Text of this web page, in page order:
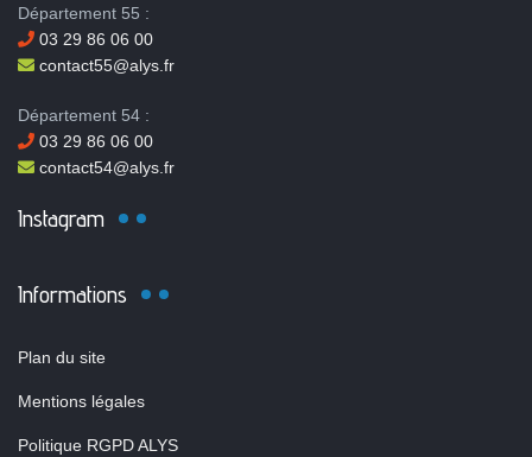
Département 55 :
03 29 86 06 00
contact55@alys.fr
Département 54 :
03 29 86 06 00
contact54@alys.fr
Instagram
Informations
Plan du site
Mentions légales
Politique RGPD ALYS